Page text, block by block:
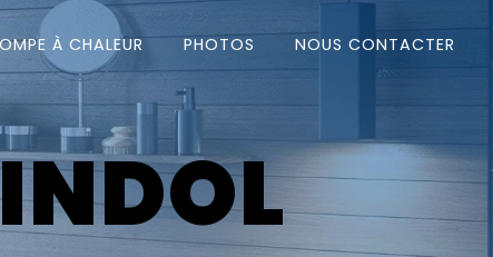
À CHALEUR PHOTOS NOUS CONTACTER